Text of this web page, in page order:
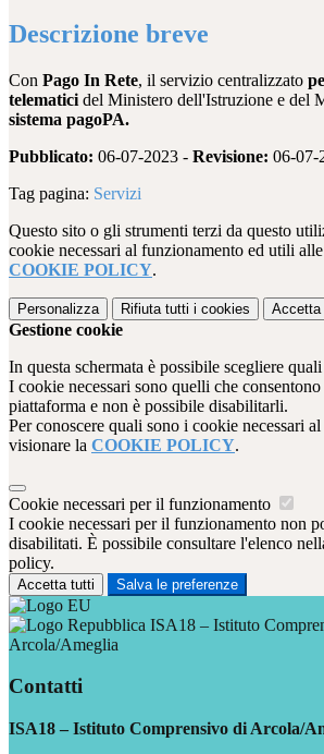
Descrizione breve
Con Pago In Rete, il servizio centralizzato
telematici del Ministero dell'Istruzione e del
sistema pagoPA.
Pubblicato: 06-07-2023 - Revisione: 06-07-
Tag pagina: Servizi
Questo sito o gli strumenti terzi da questo
cookie necessari al funzionamento ed utili
COOKIE POLICY.
Personalizza Rifiuta tutti i cookies Accetta
Gestione cookie
In questa schermata è possibile scegliere
I cookie necessari sono quelli che
piattaforma e non è possibile disabilitarli.
Per conoscere quali sono i cookie necessari
visionare la COOKIE POLICY.
Cookie necessari per il funzionamento
I cookie necessari per il funzionamento non
disabilitati. È possibile consultare l'elenco
policy.
Accetta tutti Salva le preferenze
ISA18 – Istituto
Arcola/Ameglia
Contatti
ISA18 – Istituto Comprensivo di Arcola/